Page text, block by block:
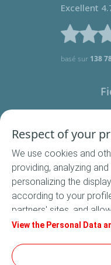
Excellent
basé sur 138
Respect of your
We use cookies and
providing, analyzing
personalizing the
according to your
partners' sites, and
social media. In
default. You can
View the Personal Data